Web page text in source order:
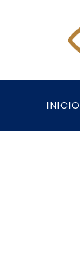
INICIO